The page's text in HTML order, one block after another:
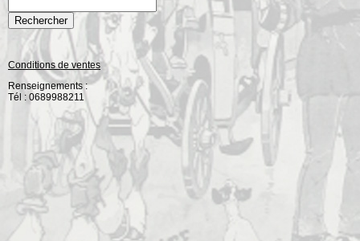
Conditions de ventes
Renseignements :
Tél : 0689988211